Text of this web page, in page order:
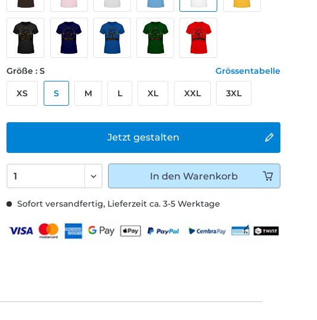
Sofort versandfertig, Lieferzeit ca. 3-5 Werktage
Jetzt gestalten
Größe : S Grössentabelle
XS S M L XL XXL 3XL
In den Warenkorb